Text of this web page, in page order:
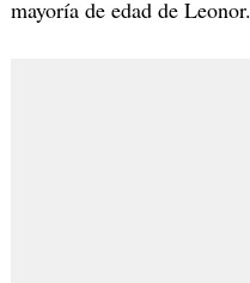
mayoría de edad de Leonor.